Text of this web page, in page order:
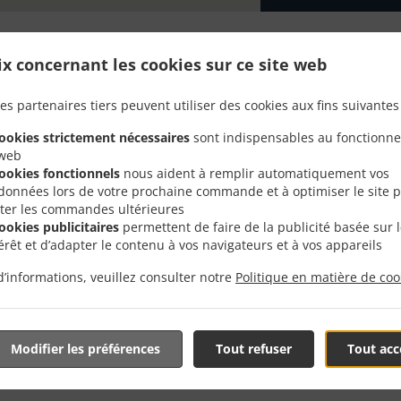
concernant les cookies sur ce site web
partenaires tiers peuvent utiliser des cookies aux fins suivantes
strictement nécessaires sont indispensables au
fonctionnels nous aident à remplir automatiquement vos
lors de votre prochaine commande et à optimiser le site
les commandes ultérieures
publicitaires permettent de faire de la publicité basée sur
et d’adapter le contenu à vos navigateurs et à vos appareils
veuillez consulter notre Politique en matière de
Tout
Tout refuser
Modifier les préférences
Avec Livraison En
Dame-Louvignies
Chaussée-Notre-Dame-Louvignies et sommes ravis de
menu interactif en ligne et de passer votre commande
confirmer votre commande et vous donner l'heure